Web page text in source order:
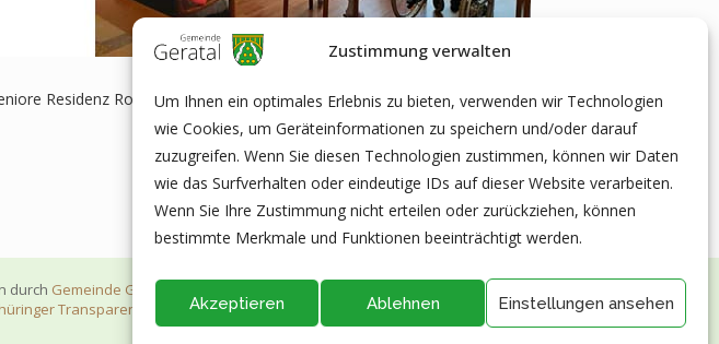
Zustimmung verwalten
Um Ihnen ein optimales Erlebnis zu bieten, verwenden wir Technologien
wie Cookies, um Geräteinformationen zu speichern und/oder darauf
zuzugreifen. Wenn Sie diesen Technologien zustimmen, können wir Daten
wie das Surfverhalten oder eindeutige IDs auf dieser Website verarbeiten.
Wenn Sie Ihre Zustimmung nicht erteilen oder zurückziehen, können
bestimmte Merkmale und Funktionen beeinträchtigt werden.
Akzeptieren Ablehnen Einstellungen ansehen
Residenz Rosental. Die Bewohnerinnen und Bewohner verfolgten, bei geöffneten
durch Gemeinde Geratal
Transparenzportal